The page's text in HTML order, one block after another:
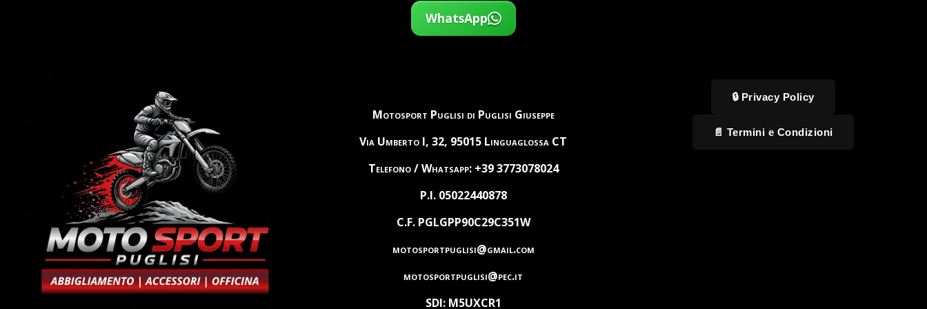
WhatsApp
Motosport Puglisi di Puglisi Giuseppe
Via Umberto I, 32, 95015 Linguaglossa CT
Telefono / Whatsapp: +39 3773078024
P.I. 05022440878
C.F. PGLGPP90C29C351W
motosportpuglisi@gmail.com
motosportpuglisi@pec.it
SDI: M5UXCR1
🔒 Privacy Policy
📄 Termini e Condizioni